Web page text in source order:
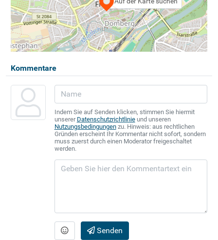
Kommentare
Indem Sie auf Senden klicken, stimmen Sie hiermit
unserer Datenschutzrichtlinieund unseren
Nutzungsbedingungenzu. Hinweis: aus rechtlichen
Gründen erscheint Ihr Kommentar nicht sofort, sondern
muss zuerst durch einen Moderator freigeschaltet
werden.
Senden